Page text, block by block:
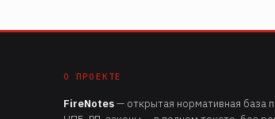
О ПРОЕКТЕ
FireNotes— открытая нормативная база